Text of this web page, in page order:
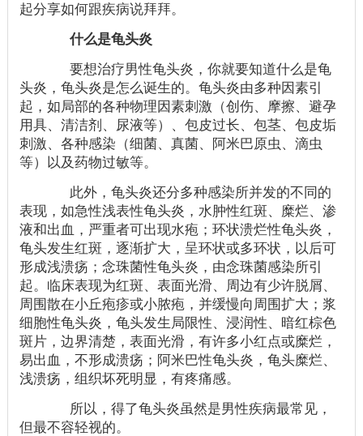
起分享如何跟疾病说拜拜。
什么是龟头炎
要想治疗男性龟头炎，你就要知道什么是龟
头炎，龟头炎是怎么诞生的。龟头炎由多种因素引
起，如局部的各种物理因素刺激（创伤、摩擦、避孕
用具、清洁剂、尿液等）、包皮过长、包茎、包皮垢
刺激、各种感染（细菌、真菌、阿米巴原虫、滴虫
等）以及药物过敏等。
此外，龟头炎还分多种感染所并发的不同的
表现，如急性浅表性龟头炎，水肿性红斑、糜烂、渗
液和出血，严重者可出现水疱；环状溃烂性龟头炎，
龟头发生红斑，逐渐扩大，呈环状或多环状，以后可
形成浅溃疡；念珠菌性龟头炎，由念珠菌感染所引
起。临床表现为红斑、表面光滑、周边有少许脱屑、
周围散在小丘疱疹或小脓疱，并缓慢向周围扩大；浆
细胞性龟头炎，龟头发生局限性、浸润性、暗红棕色
斑片，边界清楚，表面光滑，有许多小红点或糜烂，
易出血，不形成溃疡；阿米巴性龟头炎，龟头糜烂、
浅溃疡，组织坏死明显，有疼痛感。
所以，得了龟头炎虽然是男性疾病最常见，
但最不容轻视的。